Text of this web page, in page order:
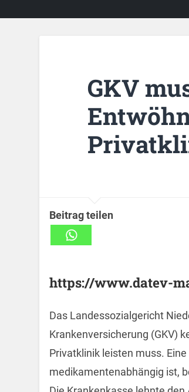
GKV
Beitrag teilen
https://www.datev-
Das Landessozialgericht
Krankenversicherung (GKV)
Privatklinik leisten muss.
medikamentenabhängig ist,